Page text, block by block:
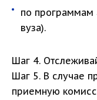
по программам
вуза).
Шаг 4.
Шаг 5. В случае
приемную